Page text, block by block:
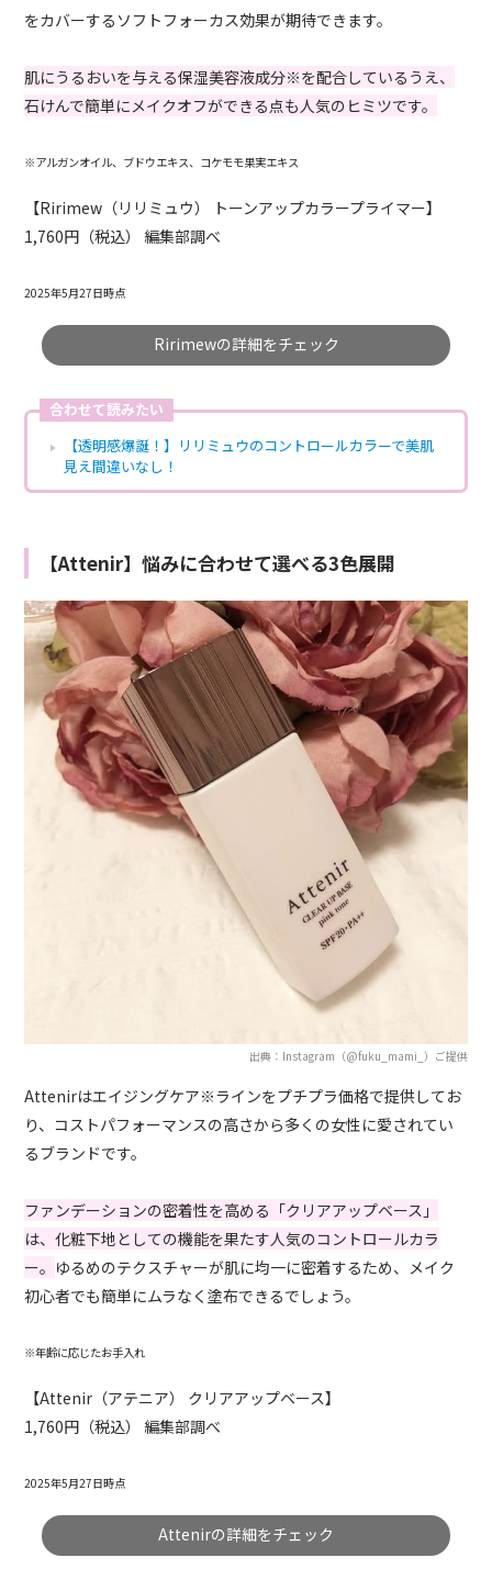
をカバーするソフトフォーカス効果が期待できます。
肌にうるおいを与える保湿美容液成分※を配合しているうえ、
石けんで簡単にメイクオフができる点も人気のヒミツです。
※アルガンオイル、ブドウエキス、コケモモ果実エキス
【Ririmew（リリミュウ） トーンアップカラープライマー】
1,760円（税込） 編集部調べ
2025年5月27日時点
Ririmewの詳細をチェック
合わせて読みたい
【透明感爆誕！】リリミュウのコントロールカラーで美肌
見え間違いなし！
【Attenir】悩みに合わせて選べる3色展開
出典：Instagram（@fuku_mami_）ご提供
Attenirはエイジングケア※ラインをプチプラ価格で提供してお
り、コストパフォーマンスの高さから多くの女性に愛されてい
るブランドです。
ファンデーションの密着性を高める「クリアアップベース」
は、化粧下地としての機能を果たす人気のコントロールカラ
ー。 ゆるめのテクスチャーが肌に均一に密着するため、メイク
初心者でも簡単にムラなく塗布できるでしょう。
※年齢に応じたお手入れ
【Attenir（アテニア） クリアアップベース】
1,760円（税込） 編集部調べ
2025年5月27日時点
Attenirの詳細をチェック